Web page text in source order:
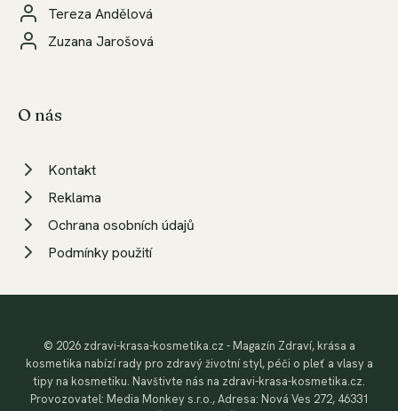
Tereza Andělová
Zuzana Jarošová
O nás
Kontakt
Reklama
Ochrana osobních údajů
Podmínky použití
© 2026 zdravi-krasa-kosmetika.cz - Magazín Zdraví, krása a
kosmetika nabízí rady pro zdravý životní styl, péči o pleť a vlasy a
tipy na kosmetiku. Navštivte nás na zdravi-krasa-kosmetika.cz.
Provozovatel: Media Monkey s.r.o., Adresa: Nová Ves 272, 46331